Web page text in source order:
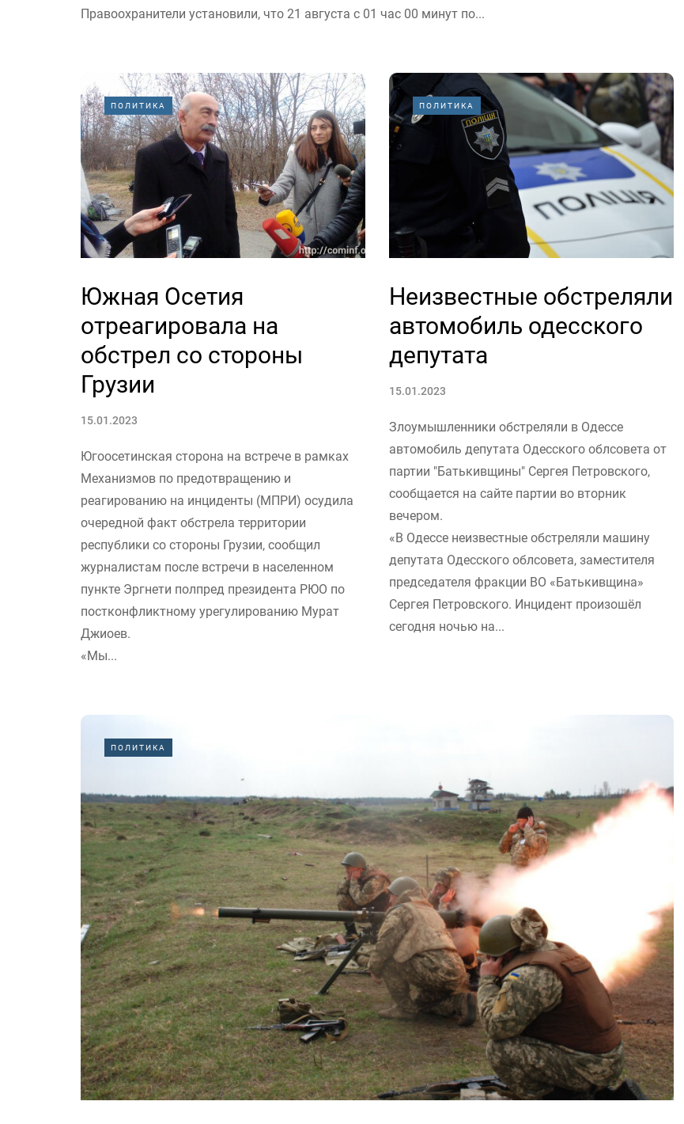
Правоохранители установили, что 21 августа с 01 час 00 минут по...
ПОЛИТИКА
Южная Осетия
отреагировала на
обстрел со стороны
Грузии
15.01.2023
Югоосетинская сторона на встрече в рамках
Механизмов по предотвращению и
реагированию на инциденты (МПРИ) осудила
очередной факт обстрела территории
республики со стороны Грузии, сообщил
журналистам после встречи в населенном
пункте Эргнети полпред президента РЮО по
постконфликтному урегулированию Мурат
Джиоев.
«Мы...
ПОЛИТИКА
Неизвестные обстреляли
автомобиль одесского
депутата
15.01.2023
Злоумышленники обстреляли в Одессе
автомобиль депутата Одесского облсовета от
партии "Батькивщины" Сергея Петровского,
сообщается на сайте партии во вторник
вечером.
«В Одессе неизвестные обстреляли машину
депутата Одесского облсовета, заместителя
председателя фракции ВО «Батькивщина»
Сергея Петровского. Инцидент произошёл
сегодня ночью на...
ПОЛИТИКА